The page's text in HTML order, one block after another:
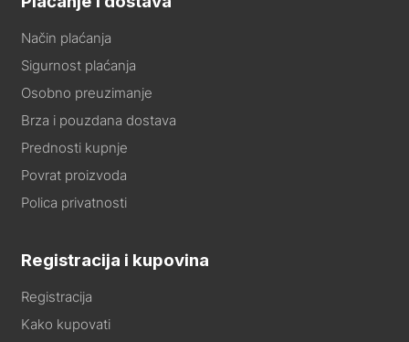
Način plaćanja
Sigurnost plaćanja
Osobno preuzimanje
Brza i pouzdana dostava
Prednosti kupnje
Povrat proizvoda
Polica privatnosti
Registracija i kupovina
Registracija
Kako kupovati